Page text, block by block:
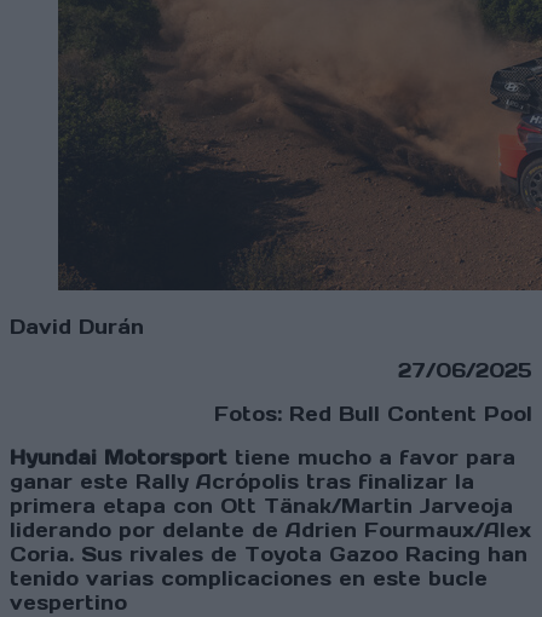
David Durán
27/06/2025
Fotos: Red Bull Content Pool
Hyundai Motorsport tiene mucho a favor para
ganar este Rally Acrópolis tras finalizar la
primera etapa con Ott Tänak/Martin Jarveoja
liderando por delante de Adrien Fourmaux/Alex
Coria. Sus rivales de Toyota Gazoo Racing han
tenido varias complicaciones en este bucle
vespertino